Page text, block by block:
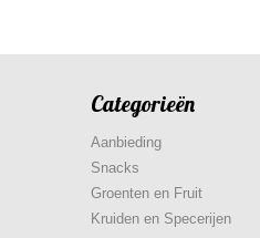
Categorieën
Aanbieding
Snacks
Groenten en Fruit
Kruiden en Specerijen